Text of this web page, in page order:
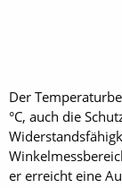
Der
°C, auch die
er erreicht eine